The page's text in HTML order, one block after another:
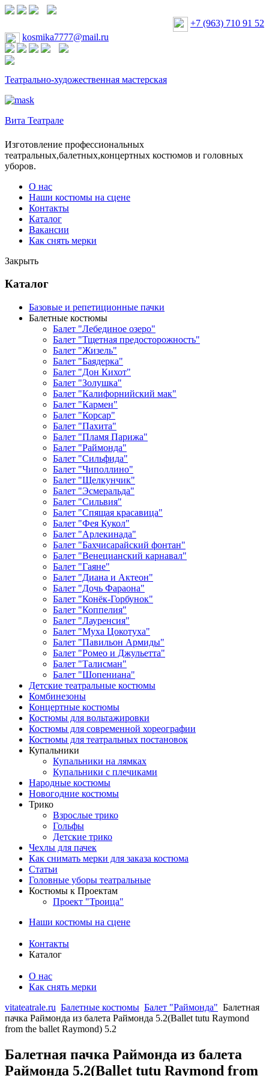
+7 (963) 710 91 52
kosmika7777@mail.ru
Театрально-художественная мастерская
Вита Театрале
Изготовление профессиональных
театральных,балетных,концертных костюмов и головных
уборов.
О нас
Наши костюмы на сцене
Контакты
Каталог
Вакансии
Как снять мерки
Закрыть
Каталог
Базовые и репетиционные пачки
Балетные костюмы
Балет "Лебединое озеро"
Балет "Тщетная предосторожность"
Балет "Жизель"
Балет "Баядерка"
Балет "Дон Кихот"
Балет "Золушка"
Балет "Калифорнийский мак"
Балет "Кармен"
Балет "Корсар"
Балет "Пахита"
Балет "Пламя Парижа"
Балет "Раймонда"
Балет "Сильфида"
Балет "Чиполлино"
Балет "Щелкунчик"
Балет "Эсмеральда"
Балет "Сильвия"
Балет "Спящая красавица"
Балет "Фея Кукол"
Балет "Арлекинада"
Балет "Бахчисарайский фонтан"
Балет "Венецианский карнавал"
Балет "Гаяне"
Балет "Диана и Актеон"
Балет "Дочь Фараона"
Балет "Конёк-Горбунок"
Балет "Коппелия"
Балет "Лауренсия"
Балет "Муха Цокотуха"
Балет "Павильон Армиды"
Балет "Ромео и Джульетта"
Балет "Талисман"
Балет "Шопениана"
Детские театральные костюмы
Комбинезоны
Концертные костюмы
Костюмы для вольтажировки
Костюмы для современной хореографии
Костюмы для театральных постановок
Купальники
Купальники на лямках
Купальники с плечиками
Народные костюмы
Новогодние костюмы
Трико
Взрослые трико
Гольфы
Детские трико
Чехлы для пачек
Как снимать мерки для заказа костюма
Статьи
Головные уборы театральные
Костюмы к Проектам
Проект "Троица"
Наши костюмы на сцене
Контакты
Каталог
О нас
Как снять мерки
vitateatrale.ru Балетные костюмы Балет "Раймонда" Балетная
пачка Раймонда из балета Раймонда 5.2(Ballet tutu Raymond
from the ballet Raymond) 5.2
Балетная пачка Раймонда из балета
Раймонда 5.2(Ballet tutu Raymond from